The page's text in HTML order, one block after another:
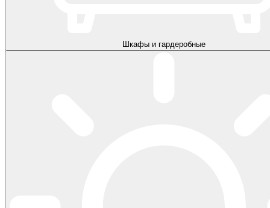
Шкафы и гардеробные